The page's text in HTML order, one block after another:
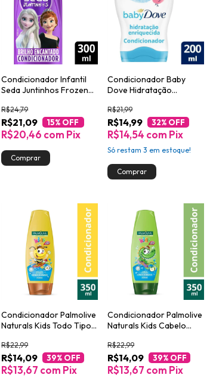
Condicionador Infantil
Seda Juntinhos Frozen
R$21,09
R$24,79
15% OFF
R$20,46 com Pix
Condicionador Baby
Dove Hidratação
R$14,99
R$21,99
32% OFF
R$14,54 com Pix
Só restam3 em estoque!
Condicionador Palmolive
Naturals Kids Todo Tipo
R$14,09
R$22,99
39% OFF
R$13,67 com Pix
Condicionador Palmolive
Naturals Kids Cabelo
R$14,09
R$22,99
39% OFF
R$13,67 com Pix